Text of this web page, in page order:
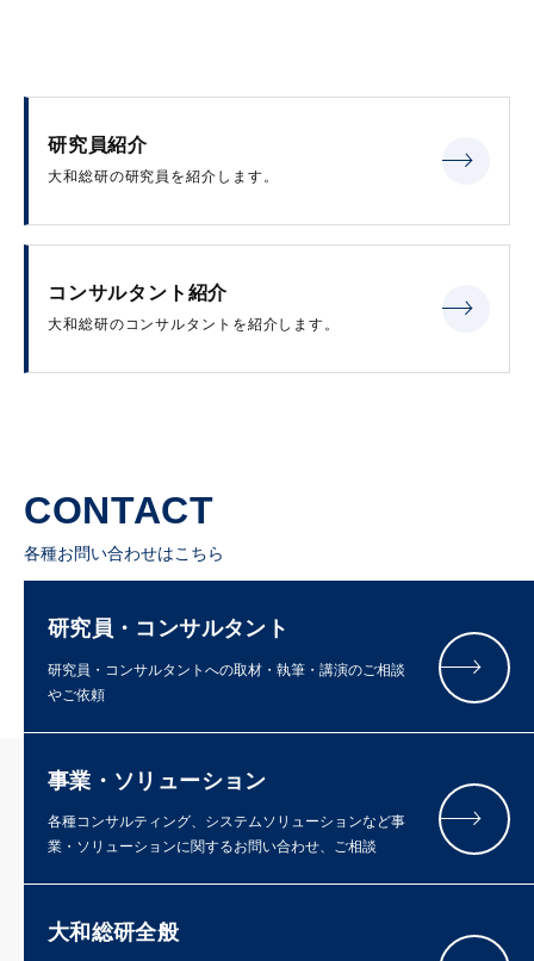
研究員紹介
大和総研の研究員を紹介します。
コンサルタント紹介
大和総研のコンサルタントを紹介します。
CONTACT
各種お問い合わせはこちら
研究員・コンサルタント
研究員・コンサルタントへの取材・執筆・講演のご相談
やご依頼
事業・ソリューション
各種コンサルティング、システムソリューションなど事
業・ソリューションに関するお問い合わせ、ご相談
大和総研全般